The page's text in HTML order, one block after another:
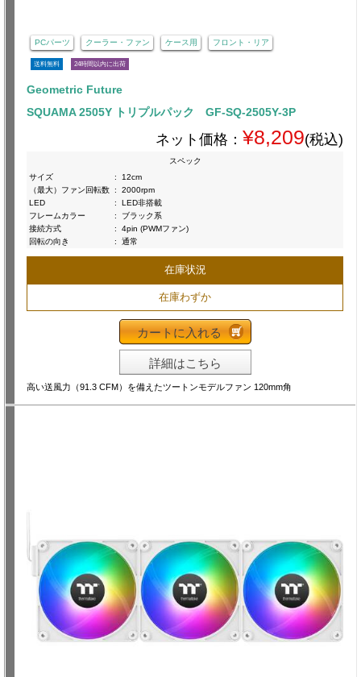
PCパーツ クーラー・ファン ケース用 フロント・リア
送料無料 24時間以内に出荷
Geometric Future
SQUAMA 2505Y トリプルパック GF-SQ-2505Y-3P
ネット価格： ¥8,209(税込)
スペック
サイズ
:
12cm
（最大）ファン回転数 :
2000rpm
LED
:
LED非搭載
フレームカラー
:
ブラック系
接続方式
:
4pin (PWMファン)
回転の向き
: 通常
在庫状況
在庫わずか
カートに入れる
詳細はこちら
高い送風力（91.3 CFM）を備えたツートンモデルファン 120mm角